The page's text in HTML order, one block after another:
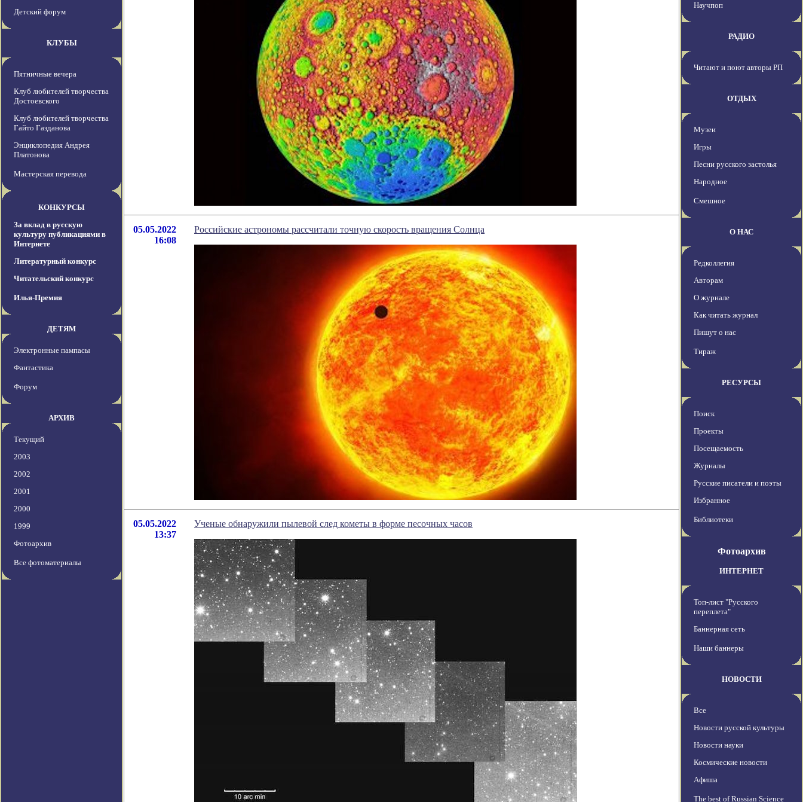
Детский форум
КЛУБЫ
Пятничные вечера
Клуб любителей творчества
Достоевского
Клуб любителей творчества
Гайто Газданова
Энциклопедия Андрея
Платонова
Мастерская перевода
КОНКУРСЫ
За вклад в русскую
культуру публикациями в
Интернете
Литературный конкурс
Читательский конкурс
Илья-Премия
ДЕТЯМ
Электронные пампасы
Фантастика
Форум
АРХИВ
Текущий
2003
2002
2001
2000
1999
Фотоархив
Все фотоматериалы
05.05.2022
16:08
Российские астрономы рассчитали точную скорость вращения Солнца
05.05.2022
13:37
Ученые обнаружили пылевой след кометы в форме песочных часов
Научпоп
РАДИО
Читают и поют авторы РП
ОТДЫХ
Музеи
Игры
Песни русского застолья
Народное
Смешное
О НАС
Редколлегия
Авторам
О журнале
Как читать журнал
Пишут о нас
Тираж
РЕСУРСЫ
Поиск
Проекты
Посещаемость
Журналы
Русские писатели и поэты
Избранное
Библиотеки
Фотоархив
ИНТЕРНЕТ
Топ-лист "Русского
переплета"
Баннерная сеть
Наши баннеры
НОВОСТИ
Все
Новости русской культуры
Новости науки
Космические новости
Афиша
The best of Russian Science